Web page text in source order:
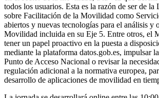
todos los usuarios. Esta es la razón de ser de
sobre Facilitación de la Movilidad como
abiertos y nuevas tecnologías para el análisis y
Movilidad incluida en su Eje 5. Entre otros, el
tener un papel proactivo en la puesta a
mediante la plataforma datos.gob.es, impulsar
Punto de Acceso Nacional o revisar la
regulación adicional a la normativa europea,
desarrollo de aplicaciones de movilidad en